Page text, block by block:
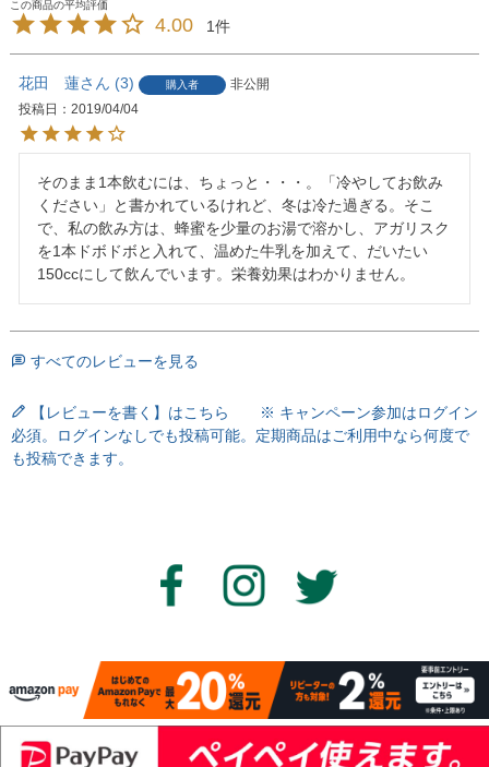
4.00 1
花田 蓮 3 購入者
非公開
投稿日
2019/04/04
そのまま1本飲むには、ちょっと・・・。「冷やしてお飲み
ください」と書かれているけれど、冬は冷た過ぎる。そこ
で、私の飲み方は、蜂蜜を少量のお湯で溶かし、アガリスク
を1本ドボドボと入れて、温めた牛乳を加えて、だいたい
150ccにして飲んでいます。栄養効果はわかりません。
すべてのレビューを見る
【レビューを書く】はこちら ※ キャンペーン参加はログイン
必須。ログインなしでも投稿可能。定期商品はご利用中なら何度で
も投稿できます。